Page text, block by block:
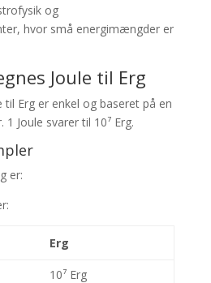
og
hvor små energimængder er
Joule til Erg
til Erg er enkel og baseret på en
Joule svarer til 10⁷ Erg.
er:
Erg
10⁷ Erg